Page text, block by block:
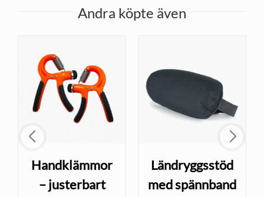
Andra köpte även
Handklämmor
– justerbart
Ländryggsstöd
med spännband